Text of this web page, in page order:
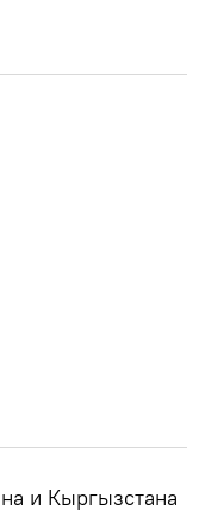
и Кыргызстана